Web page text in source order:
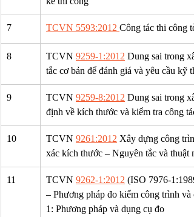
7 TCVN 5593:2012 Công tác thi công
8 TCVN 9259-1:2012 Dung sai trong
tắc cơ bản để đánh giá và yêu cầu kỹ
9 TCVN 9259-8:2012 Dung sai trong
định về kích thước và kiểm tra công
10 TCVN 9261:2012 Xây dựng công
xác kích thước – Nguyên tắc và thuật
11 TCVN 9262-1:2012 (ISO 7976-
– Phương pháp đo kiểm công trình
1: Phương pháp và dụng cụ đo